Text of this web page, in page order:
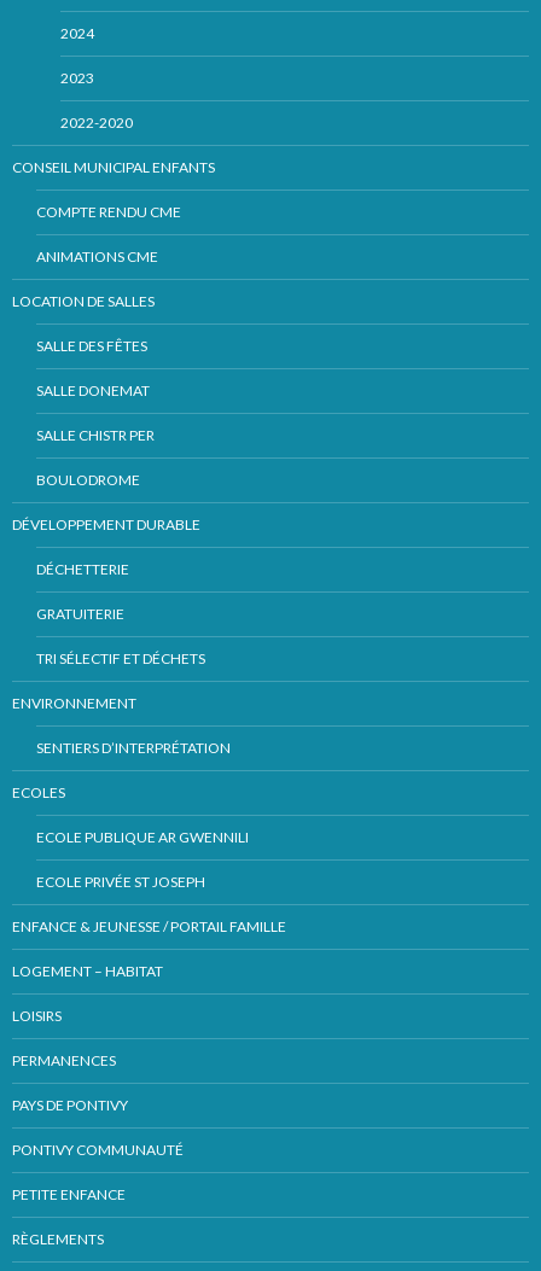
2024
2023
2022-2020
CONSEIL MUNICIPAL ENFANTS
COMPTE RENDU CME
ANIMATIONS CME
LOCATION DE SALLES
SALLE DES FÊTES
SALLE DONEMAT
SALLE CHISTR PER
BOULODROME
DÉVELOPPEMENT DURABLE
DÉCHETTERIE
GRATUITERIE
TRI SÉLECTIF ET DÉCHETS
ENVIRONNEMENT
SENTIERS D’INTERPRÉTATION
ECOLES
ECOLE PUBLIQUE AR GWENNILI
ECOLE PRIVÉE ST JOSEPH
ENFANCE & JEUNESSE / PORTAIL FAMILLE
LOGEMENT – HABITAT
LOISIRS
PERMANENCES
PAYS DE PONTIVY
PONTIVY COMMUNAUTÉ
PETITE ENFANCE
RÈGLEMENTS